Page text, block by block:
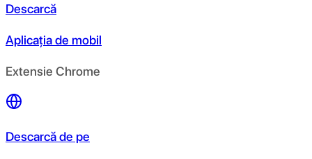
Descarcă
Aplicația de mobil
Extensie Chrome
Descarcă de pe